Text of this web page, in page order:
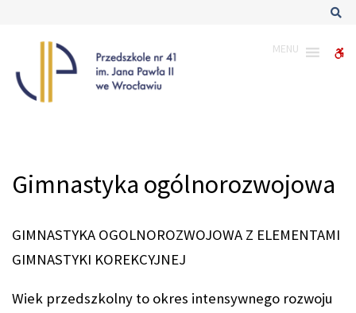
ogólnorozwojowa
MENU
Gimnastyka ogólnorozwojowa
GIMNASTYKA OGOLNOROZWOJOWA Z ELEMENTAMI
GIMNASTYKI KOREKCYJNEJ
Wiek przedszkolny to okres intensywnego rozwoju